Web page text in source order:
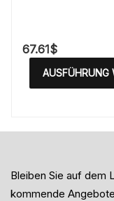
67.61$
AUSFÜHRUNG
Bleiben Sie auf dem
kommende Angebote